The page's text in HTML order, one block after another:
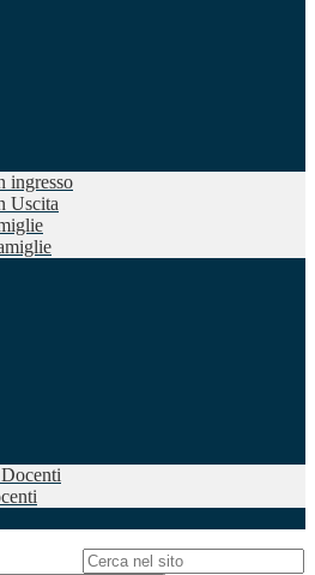
ingresso
Uscita